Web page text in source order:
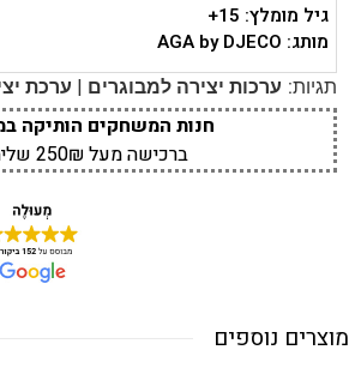
גיל מומלץ: 15+
מותג: AGA by DJECO
תגיות: ערכות יצירה למבוגרים | ערכת
חנות המשחקים הותיקה
ברכישה מעל 250₪ שליח עד הבית חינם
מוצרים נוספים